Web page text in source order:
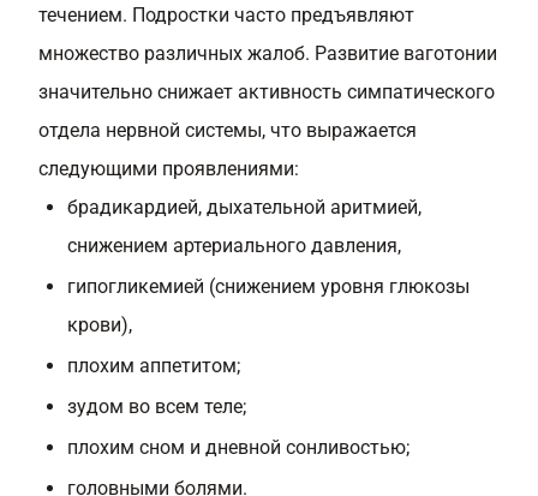
течением. Подростки часто предъявляют
множество различных жалоб. Развитие ваготонии
значительно снижает активность симпатического
отдела нервной системы, что выражается
следующими проявлениями:
брадикардией, дыхательной аритмией,
снижением артериального давления,
гипогликемией (снижением уровня глюкозы
крови),
плохим аппетитом;
зудом во всем теле;
плохим сном и дневной сонливостью;
головными болями.